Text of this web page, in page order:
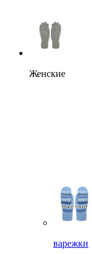
Женские
варежки